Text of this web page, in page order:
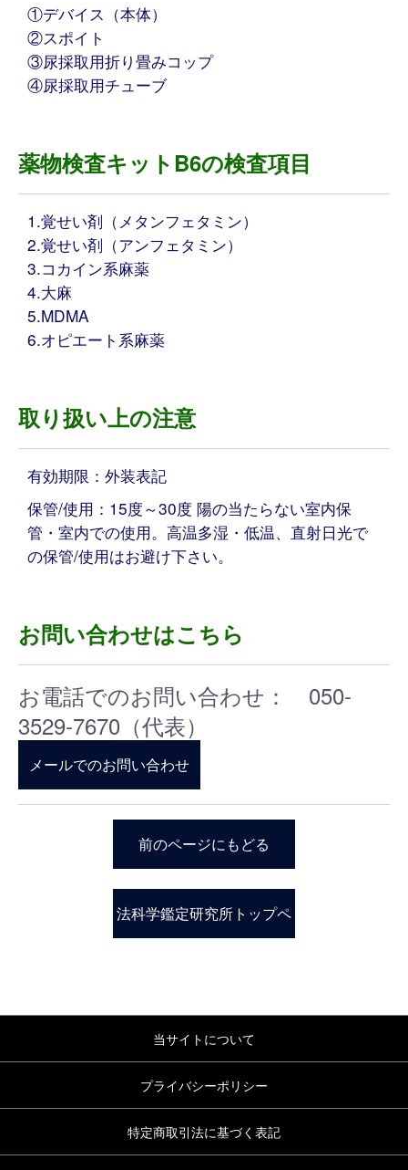
①デバイス（本体）
②スポイト
③尿採取用折り畳みコップ
④尿採取用チューブ
薬物検査キットB6の検査項目
1.覚せい剤（メタンフェタミン）
2.覚せい剤（アンフェタミン）
3.コカイン系麻薬
4.大麻
5.MDMA
6.オピエート系麻薬
取り扱い上の注意
有効期限：外装表記
保管/使用：15度～30度 陽の当たらない室内保
管・室内での使用。高温多湿・低温、直射日光で
の保管/使用はお避け下さい。
お問い合わせはこちら
お電話でのお問い合わせ： 050-
3529-7670（代表）
メールでのお問い合わせ
前のページにもどる
法科学鑑定研究所トップペ
当サイトについて
プライバシーポリシー
特定商取引法に基づく表記